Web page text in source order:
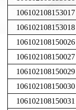
106102108153017
106102108153018
106102108150026
106102108150027
106102108150029
106102108150030
106102108150031